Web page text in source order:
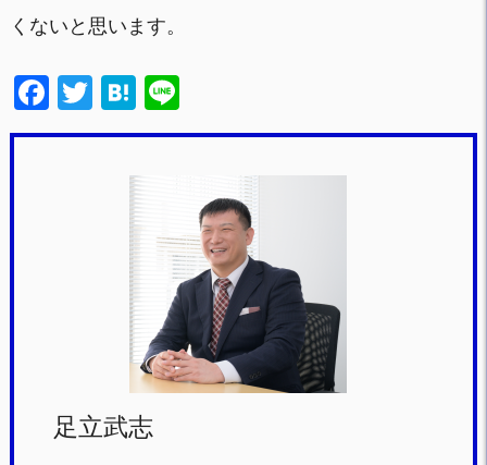
くないと思います。
F
a
T
wi
H
at
n
a
n
足立武志